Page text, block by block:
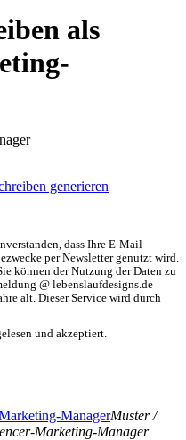
als
generieren
dass Ihre E-Mail-
per Newsletter genutzt wird.
können der Nutzung der Daten zu
@ lebenslaufdesigns.de
alt. Dieser Service wird durch
und akzeptiert.
Muster /
Marketing-Manager